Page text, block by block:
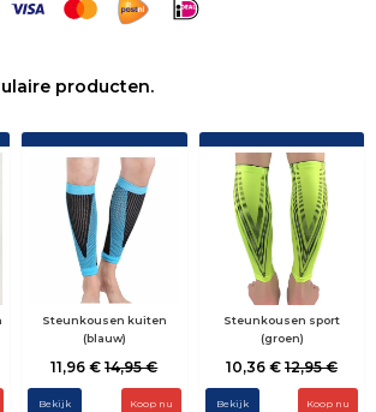
producten.
Steunkousen kuiten
(blauw)
11,96 €14,95 €
Bekijk Koop nu
Steunkousen sport
(groen)
10,36 €12,95 €
Bekijk Koop nu